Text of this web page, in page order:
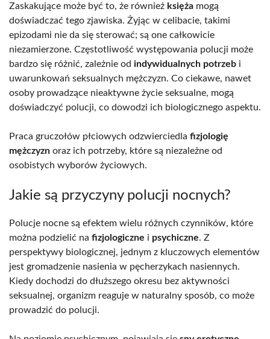
Zaskakujące może być to, że również księża mogą
doświadczać tego zjawiska. Żyjąc w celibacie, takimi
epizodami nie da się sterować; są one całkowicie
niezamierzone. Częstotliwość występowania polucji może
bardzo się różnić, zależnie od indywidualnych potrzeb i
uwarunkowań seksualnych mężczyzn. Co ciekawe, nawet
osoby prowadzące nieaktywne życie seksualne, mogą
doświadczyć polucji, co dowodzi ich biologicznego aspektu.
Praca gruczołów płciowych odzwierciedla fizjologię
mężczyzn oraz ich potrzeby, które są niezależne od
osobistych wyborów życiowych.
Jakie są przyczyny polucji nocnych?
Polucje nocne są efektem wielu różnych czynników, które
można podzielić na fizjologiczne i psychiczne. Z
perspektywy biologicznej, jednym z kluczowych elementów
jest gromadzenie nasienia w pęcherzykach nasiennych.
Kiedy dochodzi do dłuższego okresu bez aktywności
seksualnej, organizm reaguje w naturalny sposób, co może
prowadzić do polucji.